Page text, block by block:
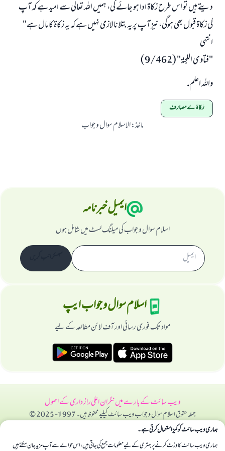
دیتے ہیں تو اس طرح زکاۃ ادا ہو جائے گی، ہمیں اللہ تعالی سے امید ہے کہ آپ
کی زکاۃ قبول بھی ہوگی، نیز آپ پر یہ بتلانا لازمی نہیں ہے کہ یہ زکاۃ کا مال ہے"
انتہی
"فتاوى اللجنة" (9/462)
واللہ اعلم.
زکاۃ کے مصارف
ماخذ:الاسلام سوال و جواب
ایمیل خبرنامہ
اسلام سوال و جواب کی میلنگ لسٹ میں شامل ہوں
اسلام سوال و جواب ایپ
مواد تک فوری رسائی اور آف لائن مطالعہ کے لیے
ویب سائٹ کے بارے میںنگران اعلیراز داری کے اصول
جملہ حقوق اسلام سوال و جواب ویب سائٹ کیلیے محفوظ ہیں۔ 1997-2025 ©
ہماری ویب سائٹ کوکیز استعمال کرتی ہے۔
ہماری ویب سائٹ کا وزٹ کرنے پر بہتری کے لیے معلومات جمع کی جاتی ہیں، اس حوالے سے آپ مزید جان سکتے ہیں